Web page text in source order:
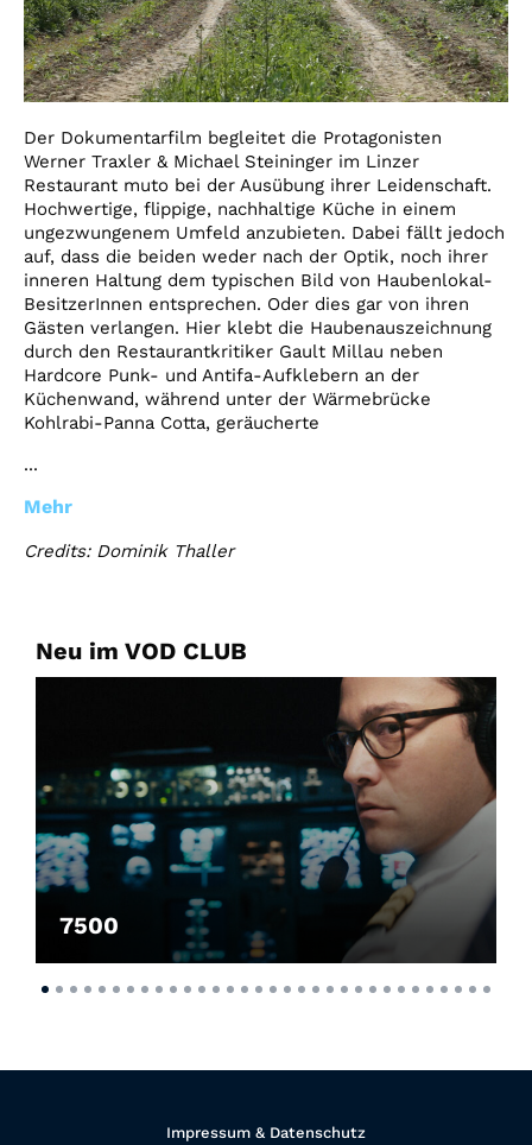
Der Dokumentarfilm begleitet die Protagonisten
Werner Traxler & Michael Steininger im Linzer
Restaurant muto bei der Ausübung ihrer Leidenschaft.
Hochwertige, flippige, nachhaltige Küche in einem
ungezwungenem Umfeld anzubieten. Dabei fällt jedoch
auf, dass die beiden weder nach der Optik, noch ihrer
inneren Haltung dem typischen Bild von Haubenlokal-
BesitzerInnen entsprechen. Oder dies gar von ihren
Gästen verlangen. Hier klebt die Haubenauszeichnung
durch den Restaurantkritiker Gault Millau neben
Hardcore Punk- und Antifa-Aufklebern an der
Küchenwand, während unter der Wärmebrücke
Kohlrabi-Panna Cotta, geräucherte
...
Mehr
Credits: Dominik Thaller
Neu im VOD CLUB
7500
Impressum & Datenschutz